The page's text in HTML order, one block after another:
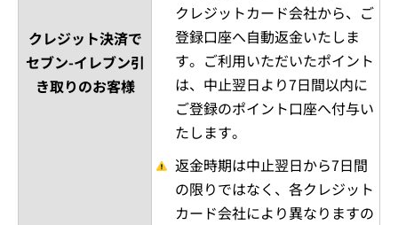
クレジット決済で
セブン-イレブン引
き取りのお客様
クレジットカード会社から、ご
登録口座へ自動返金いたしま
す。ご利用いただいたポイント
は、中止翌日より7日間以内に
ご登録のポイント口座へ付与い
たします。
返金時期は中止翌日から7日間
の限りではなく、各クレジット
カード会社により異なりますの